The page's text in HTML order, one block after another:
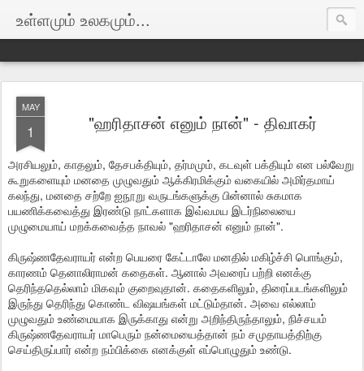
உள்ளமும் உலகமும்...
MAY
1 "ஹரிதாசன் எனும் நான்" - திவாகர்
அரசியலும், காதலும், தேசபக்தியும், தர்மமும், கடவுள் பக்தியும் என பல்வேறு
கூறுகளையும் மனதை முழுவதும் ஆக்கிரமிக்கும் வகையில் அமிர்தமாய்
கலந்து, மனதை சற்றே ஐநூறு வருடங்களுக்கு பின்னால் சுகமாக
பயணிக்கவைத்து இரண்டு நாட்களாக இவ்வமய இடர்நிலையை
முழுமையாய் மறக்கவைத்த நாவல் "ஹரிதாசன் எனும் நான்".
கிருஷ்ணதேவராயர் என்ற பெயரை கேட்டாலே மனதில் மகிழ்ச்சி பொங்கும்,
காரணம் தெனாலிராமன் கதைகள். ஆனால் அவரைப் பற்றி எனக்கு
தெரிந்ததெல்லாம் மிகவும் குறைவுதான். கதைகளிலும், திரைப்படங்களிலும்
இருந்து தெரிந்து கொண்ட விஷயங்கள் மட்டும்தான். அவை எல்லாம்
முழுவதும் உண்மையாக இருக்காது என்று அறிந்திருந்தாலும், நிச்சயம்
கிருஷ்ணதேவராயர் மாபெரும் நன்மையைத்தான் நம் சமுதாயத்திற்கு
செய்திருப்பார் என்ற நம்பிக்கை எனக்குள் எப்பொழுதும் உண்டு.